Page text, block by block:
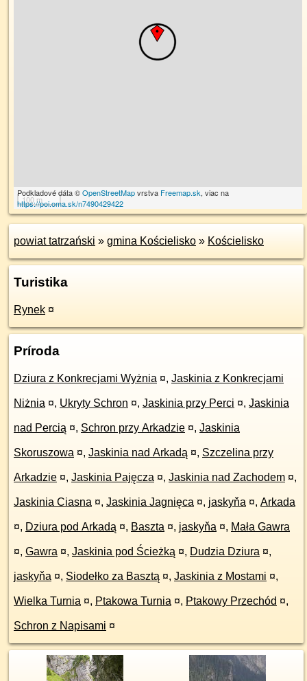
100 m
Podkladové dáta ©OpenStreetMapvrstva Freemap.sk, viac na
https://poi.oma.sk/n7490429422
powiat tatrzański » gmina Kościelisko » Kościelisko
Turistika
Rynek ¤
Príroda
Dziura z Konkrecjami Wyżnia ¤, Jaskinia z Konkrecjami
Niżnia ¤, Ukryty Schron ¤, Jaskinia przy Perci ¤, Jaskinia
nad Percią ¤, Schron przy Arkadzie ¤, Jaskinia
Skoruszowa ¤, Jaskinia nad Arkadą ¤, Szczelina przy
Arkadzie ¤, Jaskinia Pajęcza ¤, Jaskinia nad Zachodem ¤,
Jaskinia Ciasna ¤, Jaskinia Jagnięca ¤, jaskyňa ¤, Arkada
¤, Dziura pod Arkadą ¤, Baszta ¤, jaskyňa ¤, Mała Gawra
¤, Gawra ¤, Jaskinia pod Ścieżką ¤, Dudzia Dziura ¤,
jaskyňa ¤, Siodełko za Basztą ¤, Jaskinia z Mostami ¤,
Wielka Turnia ¤, Ptakowa Turnia ¤, Ptakowy Przechód ¤,
Schron z Napisami ¤